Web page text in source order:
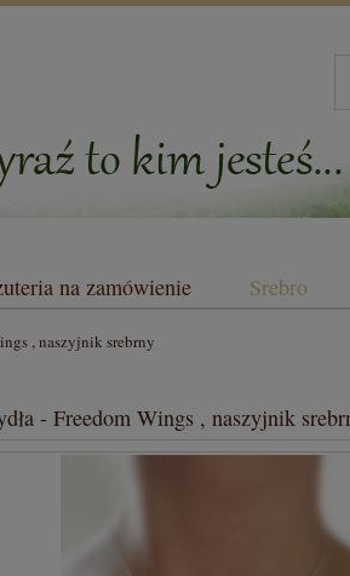
na zamówienie Srebro
, naszyjnik srebrny
- Freedom Wings , naszyjnik